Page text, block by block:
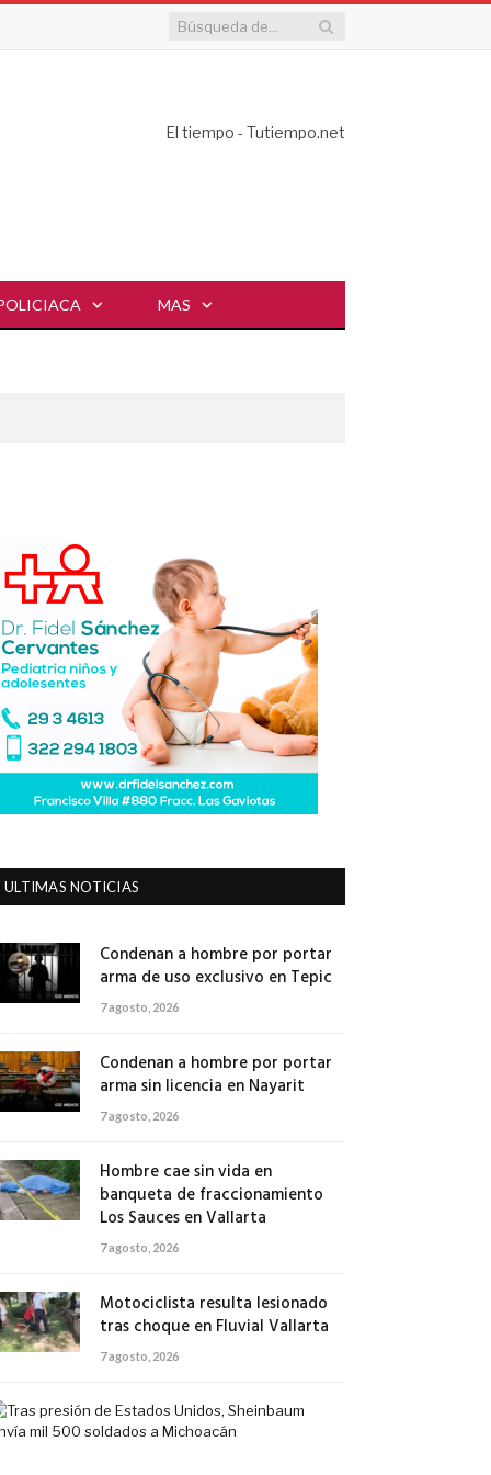
El tiempo - Tutiempo.net
MAS
ULTIMAS NOTICIAS
Condenan a hombre por portar
arma de uso exclusivo en Tepic
7 agosto, 2026
Condenan a hombre por portar
arma sin licencia en Nayarit
7 agosto, 2026
Hombre cae sin vida en
banqueta de fraccionamiento
Los Sauces en Vallarta
7 agosto, 2026
Motociclista resulta lesionado
tras choque en Fluvial Vallarta
7 agosto, 2026